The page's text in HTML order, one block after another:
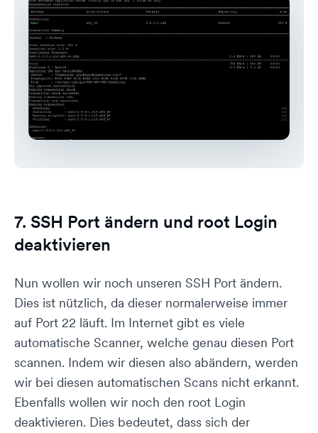
7. SSH Port ändern und root Login
deaktivieren
Nun wollen wir noch unseren SSH Port ändern.
Dies ist nützlich, da dieser normalerweise immer
auf Port 22 läuft. Im Internet gibt es viele
automatische Scanner, welche genau diesen Port
scannen. Indem wir diesen also abändern, werden
wir bei diesen automatischen Scans nicht erkannt.
Ebenfalls wollen wir noch den root Login
deaktivieren. Dies bedeutet, dass sich der